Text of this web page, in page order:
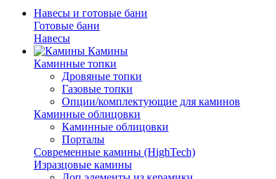
Навесы и готовые бани
Готовые бани
Навесы
Камины
Каминные топки
Дровяные топки
Газовые топки
Опции/комплектующие для каминов
Каминные облицовки
Каминные облицовки
Порталы
Современные камины (HighTech)
Изразцовые камины